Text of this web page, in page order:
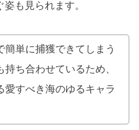
も見られます。
簡単に捕獲できてしまう
持ち合わせているため、
愛すべき海のゆるキャラ